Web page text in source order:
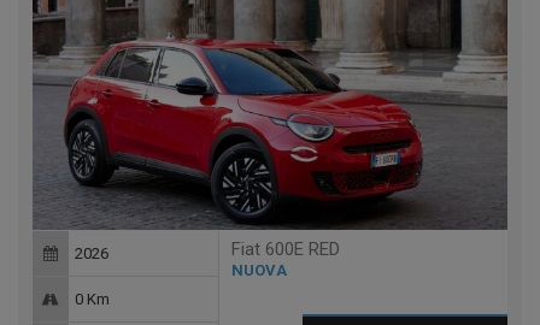
Fiat 600E RED
NUOVA
2026
0 Km